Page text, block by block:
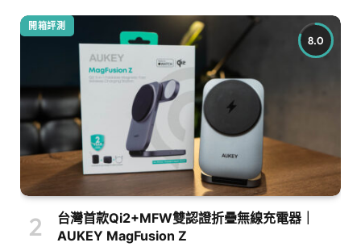
8.0
開箱評測
台灣首款Qi2+MFW雙認證折疊無線充電器｜
AUKEY MagFusion Z